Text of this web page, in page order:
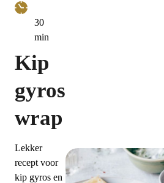
30minuten
min
Kip
gyros
wrap
Lekker
recept voor
kip gyros en